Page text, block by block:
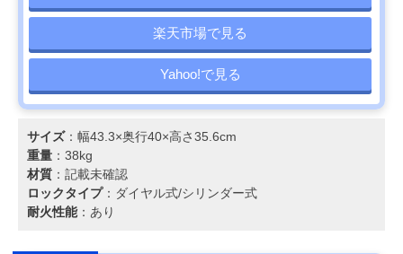
楽天市場で見る
Yahoo!で見る
サイズ：幅43.3×奥行40×高さ35.6cm
重量 ：38kg
材質 ：記載未確認
ロックタイプ：ダイヤル式/シリンダー式
耐火性能：あり